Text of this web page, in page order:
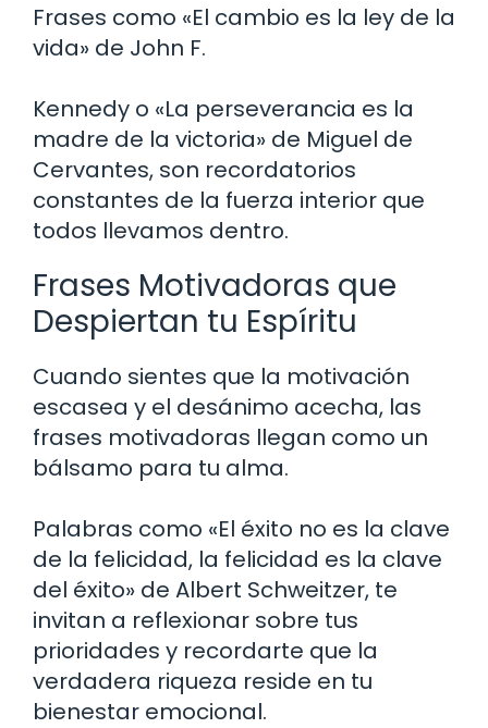
Frases como «El cambio es la ley de la
vida» de John F.
Kennedy o «La perseverancia es la
madre de la victoria» de Miguel de
Cervantes, son recordatorios
constantes de la fuerza interior que
todos llevamos dentro.
Frases Motivadoras que
Despiertan tu Espíritu
Cuando sientes que la motivación
escasea y el desánimo acecha, las
frases motivadoras llegan como un
bálsamo para tu alma.
Palabras como «El éxito no es la clave
de la felicidad, la felicidad es la clave
del éxito» de Albert Schweitzer, te
invitan a reflexionar sobre tus
prioridades y recordarte que la
verdadera riqueza reside en tu
bienestar emocional.